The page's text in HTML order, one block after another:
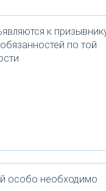
к
по той
особо необходимо